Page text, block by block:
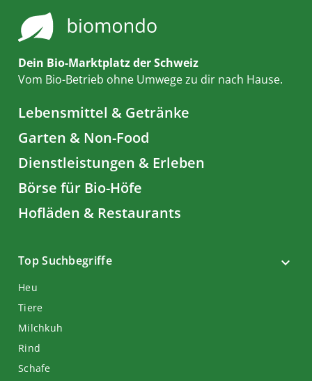
Dein Bio-Marktplatz der Schweiz
Vom Bio-Betrieb ohne Umwege zu dir nach Hause.
Lebensmittel & Getränke
Garten & Non-Food
Dienstleistungen & Erleben
Börse für Bio-Höfe
Hofläden & Restaurants
Top Suchbegriffe
Heu
Tiere
Milchkuh
Rind
Schafe